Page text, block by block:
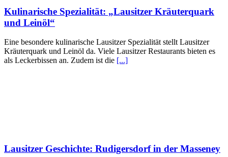
Kulinarische Spezialität: „Lausitzer Kräuterquark
und Leinöl“
Eine besondere kulinarische Lausitzer Spezialität stellt Lausitzer
Kräuterquark und Leinöl da. Viele Lausitzer Restaurants bieten es
als Leckerbissen an. Zudem ist die [...]
Lausitzer Geschichte: Rudigersdorf in der Masseney